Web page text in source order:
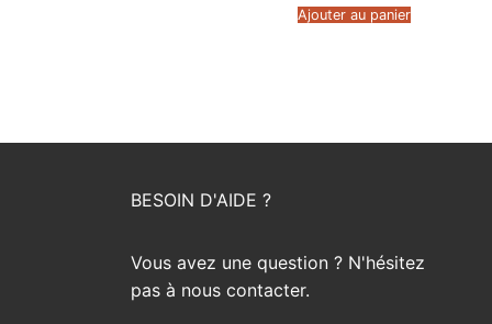
Ajouter au panier
BESOIN D'AIDE ?
Vous avez une question ? N'hésitez
pas à nous contacter.